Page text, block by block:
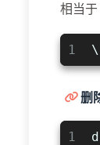
相当
1
删
1